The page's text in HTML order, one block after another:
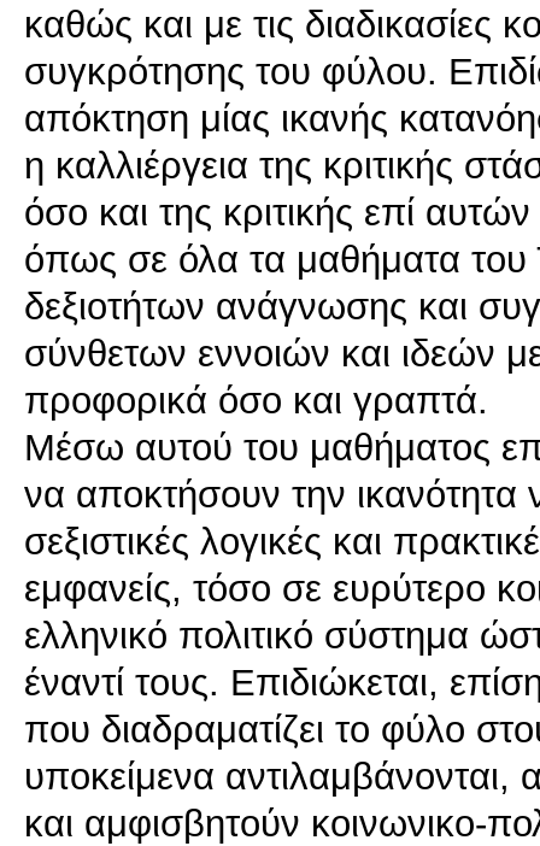
καθώς και με τις διαδικασίες
συγκρότησης του φύλου.
απόκτηση μίας ικανής
η καλλιέργεια της κριτικής
όσο και της κριτικής επί
όπως σε όλα τα μαθήματα του
δεξιοτήτων ανάγνωσης και
σύνθετων εννοιών και ιδεών
προφορικά όσο και γραπτά.
Μέσω αυτού του μαθήματος
να αποκτήσουν την ικανότητα
σεξιστικές λογικές και
εμφανείς, τόσο σε ευρύτερο
ελληνικό πολιτικό σύστημα
έναντί τους. Επιδιώκεται,
που διαδραματίζει το φύλο
υποκείμενα
και αμφισβητούν κοινωνικο-